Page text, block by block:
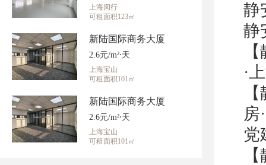
上海闵行
可租面积123㎡
新陆国际商务大厦
2.6元/m²⋅天
上海宝山
可租面积101㎡
新陆国际商务大厦
2.6元/m²⋅天
上海宝山
可租面积101㎡
静
静
·
房
党